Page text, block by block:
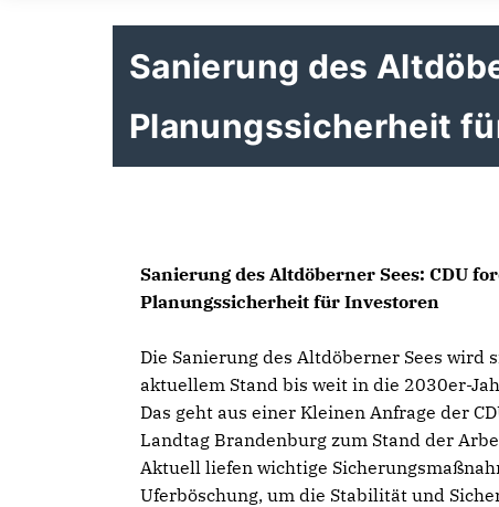
Sanierung des
Planungssicherheit
Sanierung des Altdöberner Sees: CDU
Planungssicherheit für Investoren
Die Sanierung des Altdöberner Sees wird
aktuellem Stand bis weit in die 2030er-
Das geht aus einer Kleinen Anfrage der
Landtag Brandenburg zum Stand der
Aktuell liefen wichtige
Uferböschung, um die Stabilität und